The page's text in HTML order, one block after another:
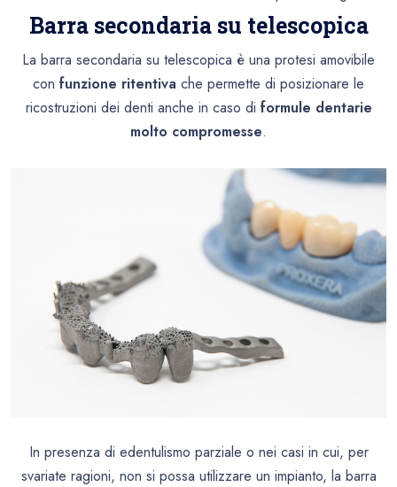
Barra secondaria su telescopica
La barra secondaria su telescopica è una protesi amovibile
con funzione ritentiva che permette di posizionare le
ricostruzioni dei denti anche in caso di formule dentarie
molto compromesse.
In presenza di edentulismo parziale o nei casi in cui, per
svariate ragioni, non si possa utilizzare un impianto, la barra